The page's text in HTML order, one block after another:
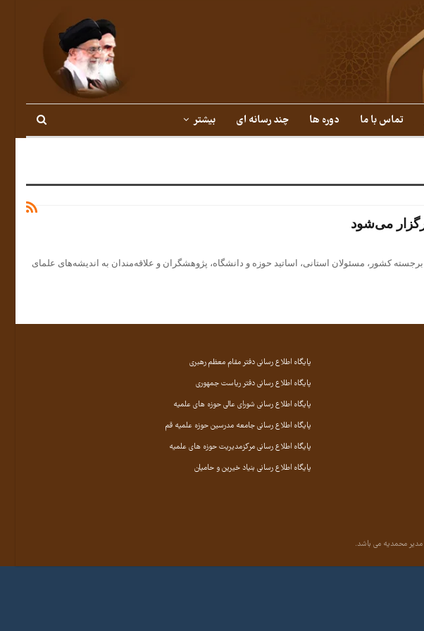
تماس با ما دوره ها چند رسانه ای بیشتر
می‌شود
کشور، مسئولان استانی، اساتید حوزه و دانشگاه، پژوهشگران و علاقه‌مندان به اندیشه‌های علمای
پایگاه اطلاع رسانی دفتر مقام معظم رهبری
پایگاه اطلاع رسانی دفتر ریاست جمهوری
پایگاه اطلاع رسانی شورای عالی حوزه های علمیه
پایگاه اطلاع رسانی جامعه مدرسین حوزه علمیه قم
پایگاه اطلاع رسانی مرکزمدیریت حوزه های علمیه
پایگاه اطلاع رسانی بنیاد خیرین و حامیان
مدیر محمدیه می باشد.